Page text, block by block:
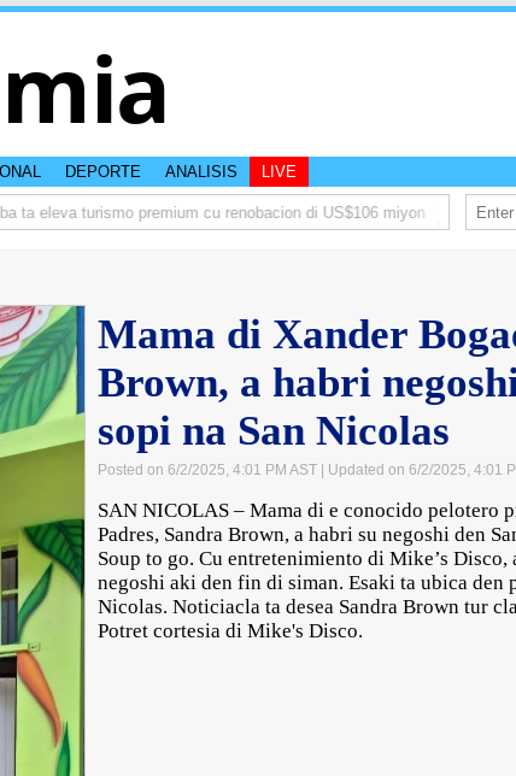
DEPORTE ANALISIS LIVE
eleva turismo premium cu renobacion di US$106 miyon Aruba ta
Mama di Xander
Brown, a habri
sopi na San Nicolas
Posted on 6/2/2025, 4:01 PM AST | Updated on 6/2/2025, 4:01
SAN NICOLAS – Mama di e conocido pelotero
Padres, Sandra Brown, a habri su negoshi den
Soup to go. Cu entretenimiento di Mike’s Disco,
negoshi aki den fin di siman. Esaki ta ubica den
Nicolas. Noticiacla ta desea Sandra Brown tur
Potret cortesia di Mike's Disco.